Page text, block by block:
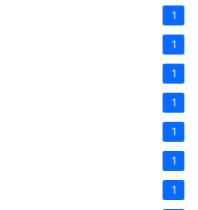
1
1
1
1
1
1
1